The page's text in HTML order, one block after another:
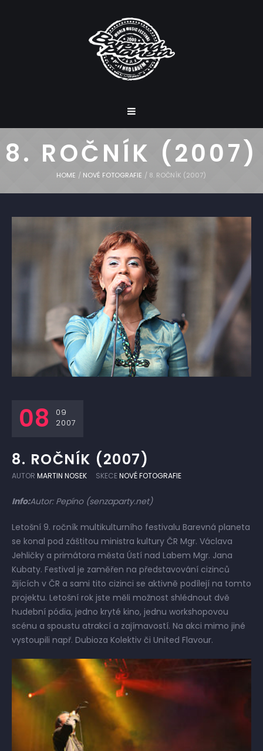
8. ROČNÍK (2007)
HOME / NOVÉ FOTOGRAFIE / 8. ROČNÍK (2007)
08
09
2007
8. ROČNÍK (2007)
AUTOR MARTIN NOSEK SKECENOVÉ FOTOGRAFIE
Info:Autor: Pepíno (senzaparty.net)
Letošní 9. ročník multikulturního festivalu Barevná planeta
se konal pod záštitou ministra kultury ČR Mgr. Václava
Jehličky a primátora města Ústí nad Labem Mgr. Jana
Kubaty. Festival je zaměřen na představování cizinců
žijících v ČR a sami tito cizinci se aktivně podílejí na tomto
projektu. Letošní rok jste měli možnost shlédnout dvě
hudební pódia, jedno kryté kino, jednu workshopovou
scénu a spoustu atrakcí a zajímavostí. Na akci mimo jiné
vystoupili např. Dubioza Kolektiv či United Flavour.